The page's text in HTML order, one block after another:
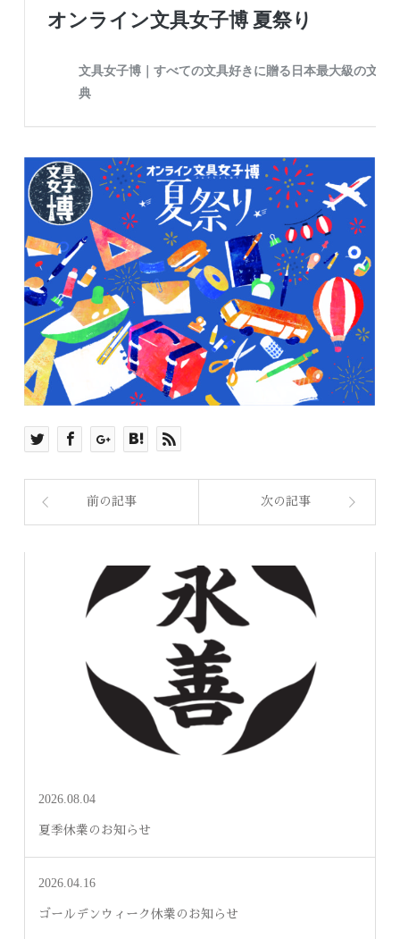
前の記事 次の記事
2026.08.04
夏季休業のお知らせ
2026.04.16
ゴールデンウィーク休業のお知らせ